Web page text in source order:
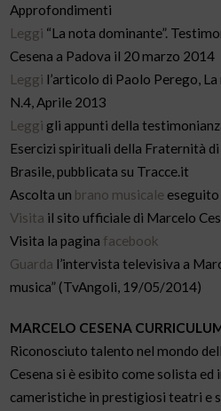
Approfondimenti
Leggi “La nota dominante”.
Cesena a Padova il 20 marzo 2014
Leggi l’articolo di Paolo Perego,
N.4, Aprile 2013
Leggi gli appunti della
Esercizi spirituali della Fraternità
Brasile, pubblicata su Tracce.it
Ascolta un brano musicale eseguito
Visita il sito ufficiale di Marcelo
Visita la pagina facebook
Guarda l’intervista televisiva a
musica” (TvAngoli, 19/05/2014)
MARCELO CESENA
Riconosciuto talento nel mondo
Cesena si è esibito come solista
cameristiche in prestigiosi teatri e